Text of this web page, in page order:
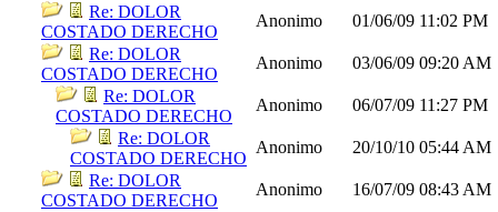
Re: DOLOR
COSTADO DERECHO
Anonimo 01/06/09 11:02 PM
Re: DOLOR
COSTADO DERECHO
Anonimo 03/06/09 09:20 AM
Re: DOLOR
COSTADO DERECHO
Anonimo 06/07/09 11:27 PM
Re: DOLOR
COSTADO DERECHO
Anonimo 20/10/10 05:44 AM
Re: DOLOR
COSTADO DERECHO
Anonimo 16/07/09 08:43 AM